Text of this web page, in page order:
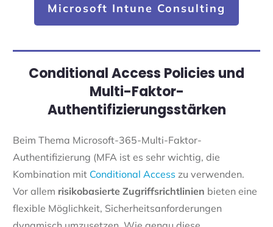
Microsoft Intune Consulting
Conditional Access Policies und
Multi-Faktor-
Authentifizierungsstärken
Beim Thema Microsoft-365-Multi-Faktor-
Authentifizierung (MFA ist es sehr wichtig, die
Kombination mit Conditional Access zu verwenden.
Vor allem risikobasierte Zugriffsrichtlinien bieten eine
flexible Möglichkeit, Sicherheitsanforderungen